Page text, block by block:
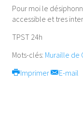
Pour moi le
accessible et tres
TPST 24h
Mots-clés: Muraille de
Imprimer
E-mail